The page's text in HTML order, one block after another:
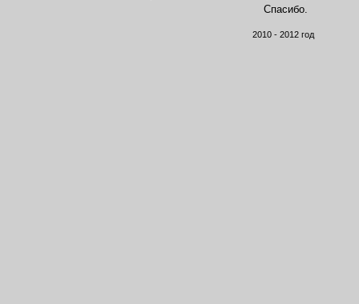
Спасибо.
2010 - 2012 год